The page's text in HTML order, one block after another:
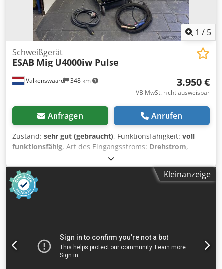
1 / 5
Valkenswaard 348 km
Schweißgerät
ESAB Mig U4000iw Pulse
3.950 €
VB MwSt. nicht ausweisbar
Anfragen Anrufen
Zustand: sehr gut (gebraucht), Funktionsfähigkeit: voll
funktionsfähig, Art des Eingangsstroms: Drehstrom,
, Länge Massekabel:
Garantiezeit:3 Monate, Art der Kühlung:Wasser,
Schlauchpaketlänge:
, Schweißstrom bei 60 %
Einschaltdauer:
Einschaltdauer:
Garantie Technische Daten: 20-400 AMP 400 Volt Puls
Synergic Wassergekühlt 2/4 Takt 4 Rollenantrieb Gas vor
Strom / Gas nach Strom Hot start Crater-Fill Programma
Kleinanzeige